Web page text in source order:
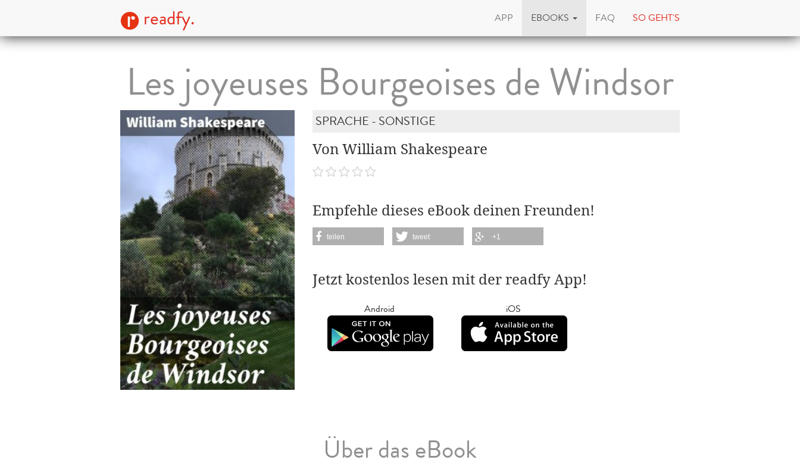
readfy. APP EBOOKS FAQ SO GEHT'S
Les joyeuses Bourgeoises de Windsor
SPRACHE - SONSTIGE
Von William Shakespeare
Empfehle dieses eBook deinen Freunden!
teilen tweet +1
Jetzt kostenlos lesen mit der readfy App!
Android iOS
Über das eBook